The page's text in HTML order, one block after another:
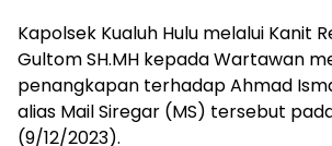
Kapolsek Kualuh Hulu melalui Kanit
Gultom SH.MH kepada Wartawan
penangkapan terhadap Ahmad
alias Mail Siregar (MS) tersebut
(9/12/2023).